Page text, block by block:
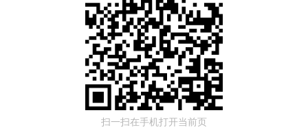
扫一扫在手机打开当前页